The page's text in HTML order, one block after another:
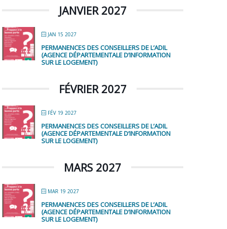
JANVIER 2027
JAN 15 2027
PERMANENCES DES CONSEILLERS DE L’ADIL
(AGENCE DÉPARTEMENTALE D’INFORMATION
SUR LE LOGEMENT)
FÉVRIER 2027
FÉV 19 2027
PERMANENCES DES CONSEILLERS DE L’ADIL
(AGENCE DÉPARTEMENTALE D’INFORMATION
SUR LE LOGEMENT)
MARS 2027
MAR 19 2027
PERMANENCES DES CONSEILLERS DE L’ADIL
(AGENCE DÉPARTEMENTALE D’INFORMATION
SUR LE LOGEMENT)